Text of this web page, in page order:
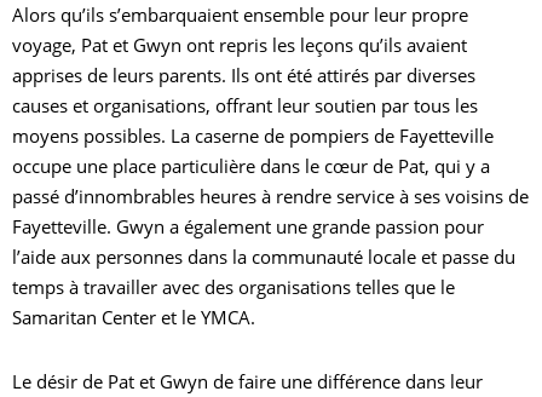
Alors qu’ils s’embarquaient ensemble pour leur propre
voyage, Pat et Gwyn ont repris les leçons qu’ils avaient
apprises de leurs parents. Ils ont été attirés par diverses
causes et organisations, offrant leur soutien par tous les
moyens possibles. La caserne de pompiers de Fayetteville
occupe une place particulière dans le cœur de Pat, qui y a
passé d’innombrables heures à rendre service à ses voisins de
Fayetteville. Gwyn a également une grande passion pour
l’aide aux personnes dans la communauté locale et passe du
temps à travailler avec des organisations telles que le
Samaritan Center et le YMCA.
Le désir de Pat et Gwyn de faire une différence dans leur